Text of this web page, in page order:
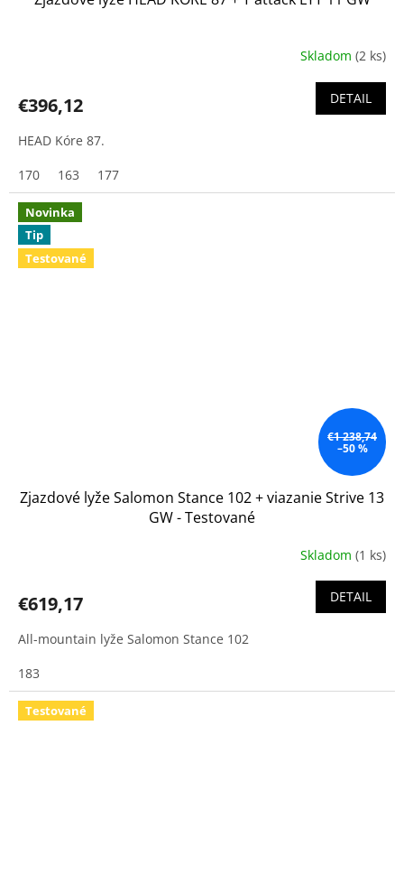
Skladom (2 ks)
€396,12 DETAIL
HEAD Kóre 87.
170
163 177
Novinka
Tip
Testované
€1 238,74
–50 %
Zjazdové lyže Salomon Stance 102 + viazanie Strive 13
GW - Testované
Skladom (1 ks)
€619,17 DETAIL
All-mountain lyže Salomon Stance 102
183
Testované